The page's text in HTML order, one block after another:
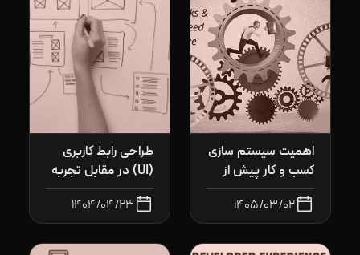
اهمیت سیستم سازی
کسب و کار پیش از
استقرار سیستم های
نرم افزاری
۱۴۰۵/۰۳/۰۲
طراحی رابط کاربری
(UI) در مقابل تجربه
کاربری (UX):
تفاوت‌ها و
هم‌پوشانی‌ها
۱۴۰۴/۰۴/۲۳